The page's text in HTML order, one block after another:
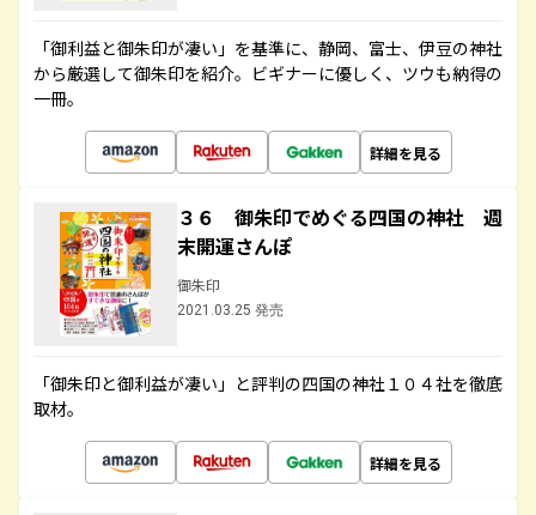
「御利益と御朱印が凄い」を基準に、静岡、富士、伊豆の神社
から厳選して御朱印を紹介。ビギナーに優しく、ツウも納得の
一冊。
詳細を見る
３６ 御朱印でめぐる四国の神社 週
末開運さんぽ
御朱印
2021.03.25 発売
「御朱印と御利益が凄い」と評判の四国の神社１０４社を徹底
取材。
詳細を見る